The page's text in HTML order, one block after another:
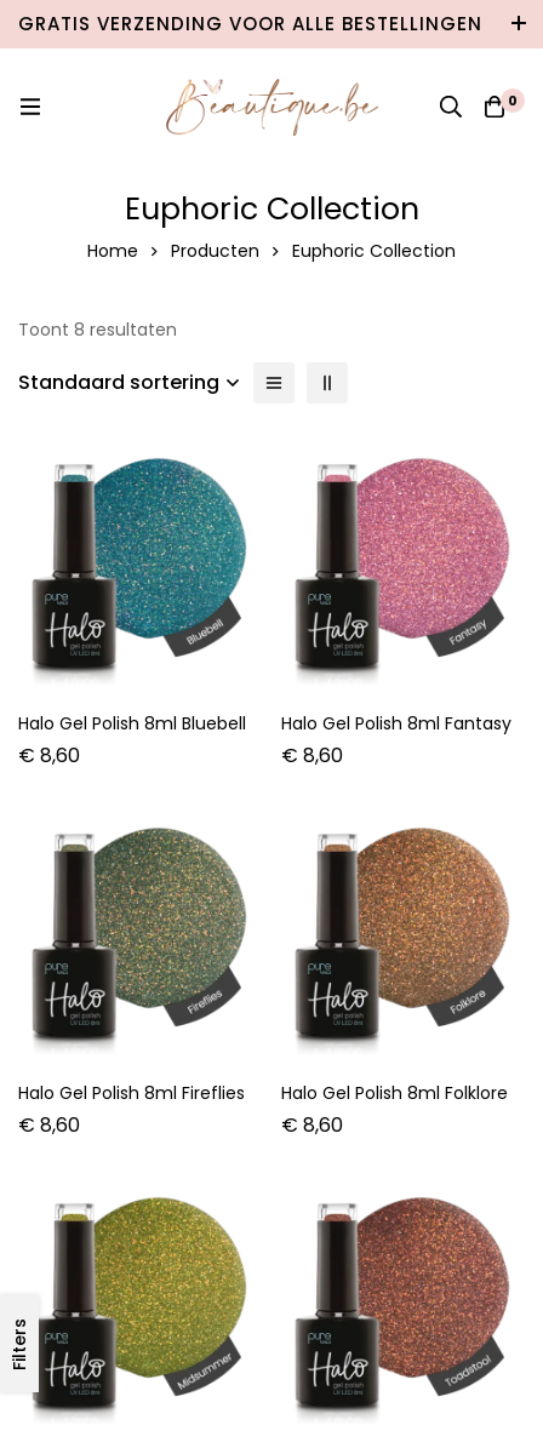
GRATIS VERZENDING VOOR ALLE BESTELLINGEN
VANAF €100 IN BELGIË & €120 NAAR
0
Euphoric Collection
Home Producten Euphoric Collection
Filters
Toont 8 resultaten
Standaard sortering
Halo Gel Polish 8ml Bluebell
€ 8,60
Halo Gel Polish 8ml Fantasy
€ 8,60
Halo Gel Polish 8ml Fireflies
€ 8,60
Halo Gel Polish 8ml Folklore
€ 8,60